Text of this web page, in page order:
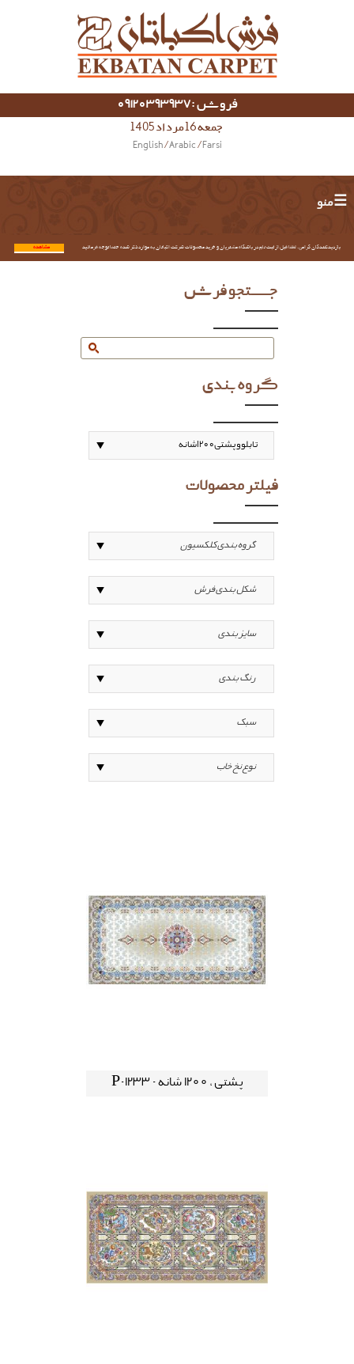
فروش :09120393937
جمعه 16 مرداد 1405
English/ Arabic / Farsi
☰ منو
بازدیدکنندگان گرامی؛ لطفا قبل از ثبت نام در باشگاه مشتریان و خرید محصولات شرکت اکباتان به موارد ذکر شده حتما توجه فرمائید. مشاهده...
جستجو فرش
گروه بندی
فیلتر محصولات
پشتی ، 1200 شانه - P-1233